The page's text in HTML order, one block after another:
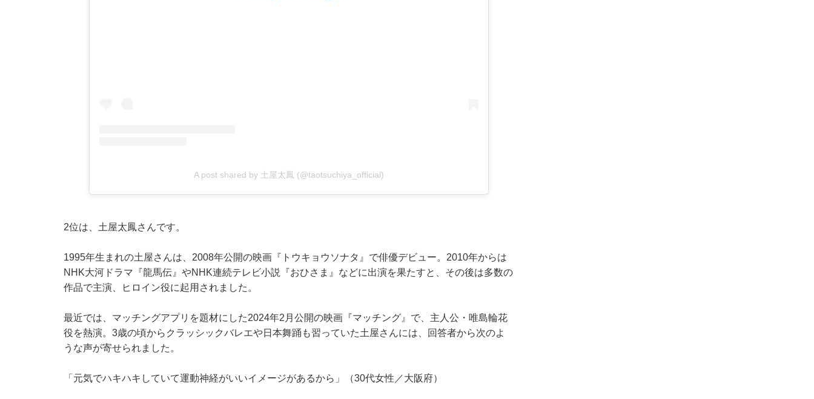
A post shared by 土屋太鳳 (@taotsuchiya_official)
2位は、土屋太鳳さんです。
1995年生まれの土屋さんは、2008年公開の映画『トウキョウソナタ』で俳優デビュー。2010年からは
NHK大河ドラマ『龍馬伝』やNHK連続テレビ小説『おひさま』などに出演を果たすと、その後は多数の
作品で主演、ヒロイン役に起用されました。
最近では、マッチングアプリを題材にした2024年2月公開の映画『マッチング』で、主人公・唯島輪花
役を熱演。3歳の頃からクラッシックバレエや日本舞踊も習っていた土屋さんには、回答者から次のよ
うな声が寄せられました。
「元気でハキハキしていて運動神経がいいイメージがあるから」（30代女性／大阪府）